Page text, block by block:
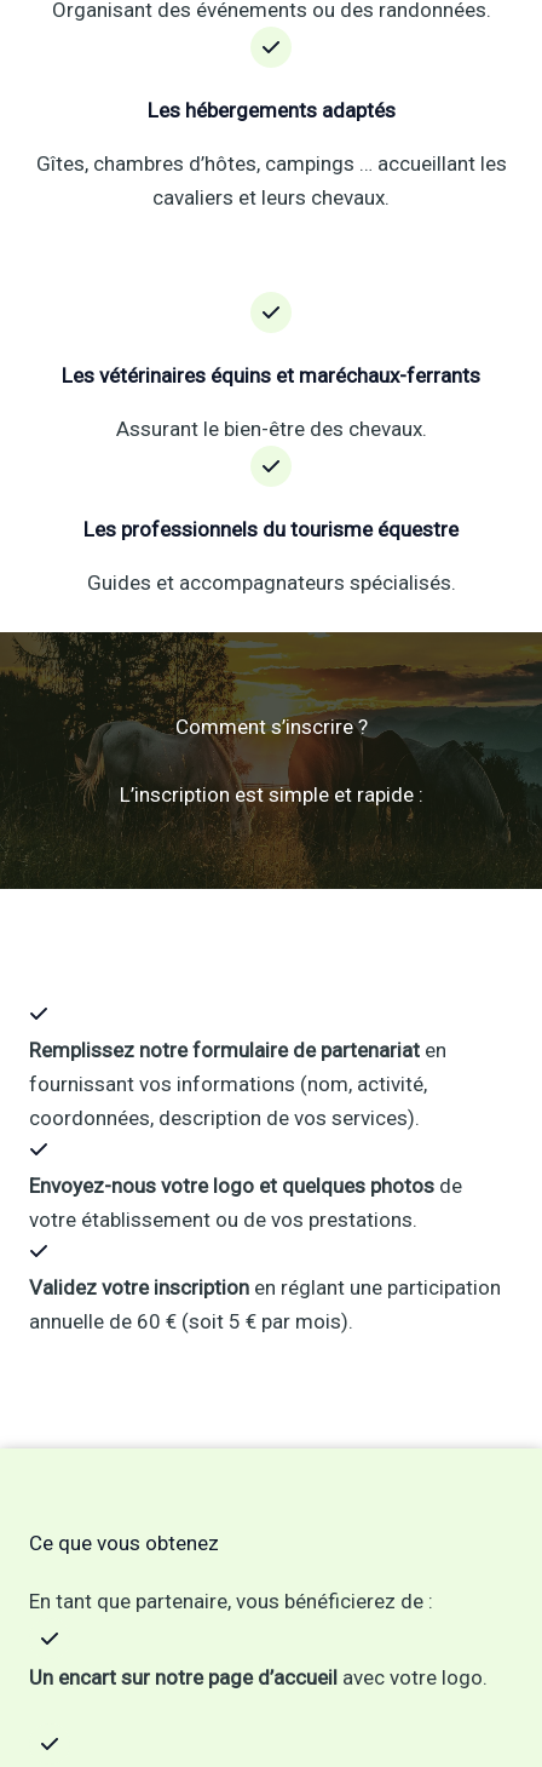
Organisant des événements ou des randonnées.
Les hébergements adaptés
Gîtes, chambres d’hôtes, campings … accueillant les
cavaliers et leurs chevaux.
Les vétérinaires équins et maréchaux-ferrants
Assurant le bien-être des chevaux.
Les professionnels du tourisme équestre
Guides et accompagnateurs spécialisés.
Comment s’inscrire ?
L’inscription est simple et rapide :
Remplissez notre formulaire de partenariat en
fournissant vos informations (nom, activité,
coordonnées, description de vos services).
Envoyez-nous votre logo et quelques photos de
votre établissement ou de vos prestations.
Validez votre inscription en réglant une participation
annuelle de 60 € (soit 5 € par mois).
Ce que vous obtenez
En tant que partenaire, vous bénéficierez de :
Un encart sur notre page d’accueil avec votre logo.